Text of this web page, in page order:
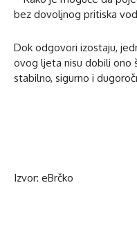
bez dovoljnog pritiska
Dok odgovori izostaju,
ovog ljeta nisu dobili ono
stabilno, sigurno i
Izvor: eBrčko